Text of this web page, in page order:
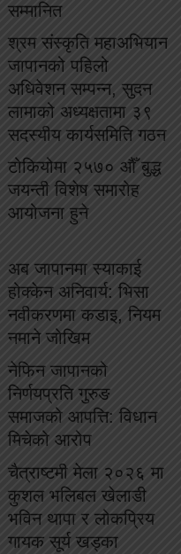
सम्मानित
श्रम संस्कृति महाअभियान
जापानको पहिलो
अधिवेशन सम्पन्न, सुदन
लामाको अध्यक्षतामा ३९
सदस्यीय कार्यसमिति गठन
टोकियोमा २५७० औँ बुद्ध
जयन्ती विशेष समारोह
आयोजना हुने
अब जापानमा स्याकाई
होक्केन अनिवार्य: भिसा
नवीकरणमा कडाइ, नियम
नमाने जोखिम
नेफिन जापानको
निर्णयप्रति गुरुङ
समाजको आपत्ति: विधान
मिचेको आरोप
चैत्राष्टमी मेला २०२६ मा
कुशल भलिबल खेलाडी
भविन थापा र लोकप्रिय
गायक सूर्य खड्का